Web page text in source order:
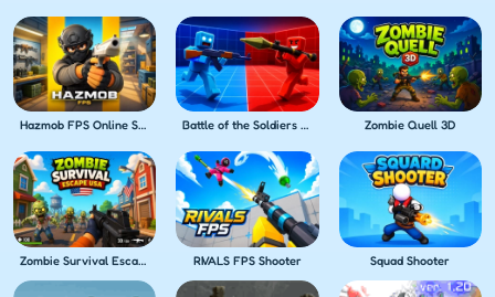
Hazmob FPS Online Shooter Battle of the Soldiers Red vs Blue Zombie Quell 3D
Zombie Survival Escape USA RIVALS FPS Shooter Squad Shooter